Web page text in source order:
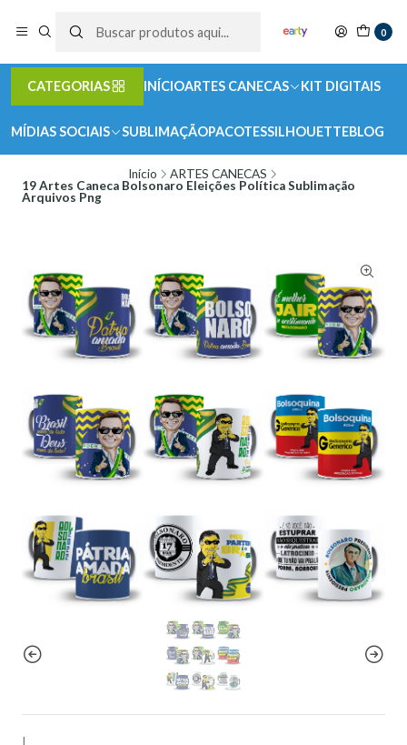
0
CATEGORIAS INÍCIOARTES CANECAS KIT DIGITAIS
MÍDIAS SOCIAIS SUBLIMAÇÃOPACOTESSILHOUETTEBLOG
Início
ARTES CANECAS
19 Artes Caneca Bolsonaro Eleições Política Sublimação
Arquivos Png